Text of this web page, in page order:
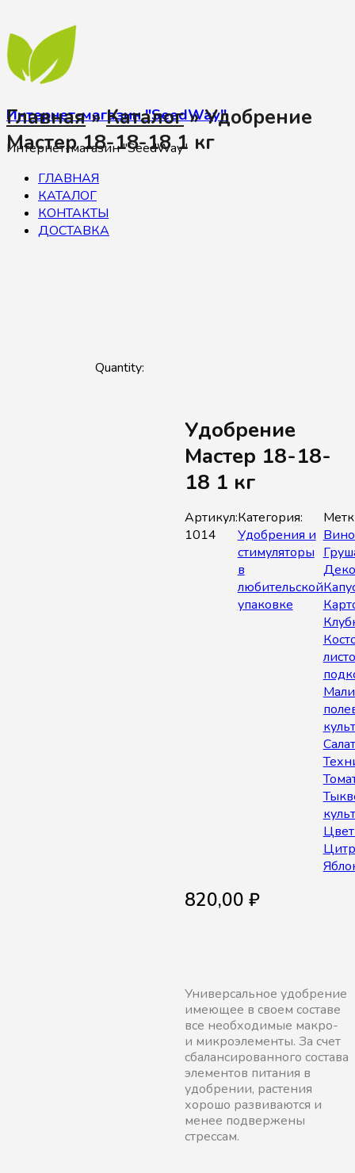
Интернет-магазин "SeedWay"
Интернет-магазин "SeedWay"
ГЛАВНАЯ
КАТАЛОГ
КОНТАКТЫ
ДОСТАВКА
Главная»Каталог»Удобрение
Мастер 18-18-18 1 кг
Удобрение
Мастер 18-18-
18 1 кг
820,00 ₽
Универсальное удобрение
имеющее в своем составе
все необходимые макро-
и микроэлементы. За счет
сбалансированного состава
элементов питания в
удобрении, растения
хорошо развиваются и
менее подвержены
стрессам.
Артикул:
1014
Категория:
Удобрения и
стимуляторы
в
любительской
упаковке
Салат